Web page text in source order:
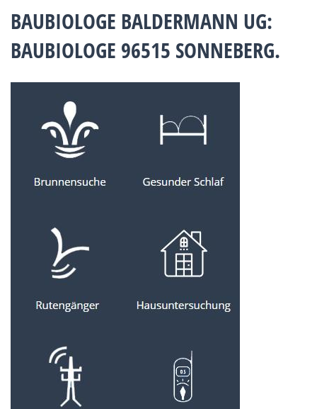
BAUBIOLOGE BALDERMANN UG:
BAUBIOLOGE 96515 SONNEBERG.